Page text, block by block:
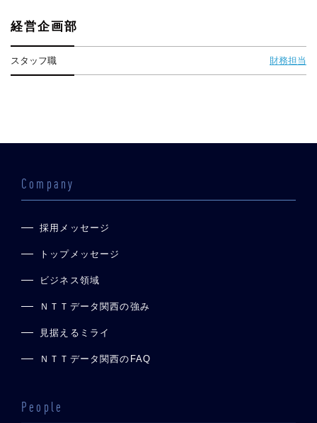
経営企画部
スタッフ職 財務担当
Company
採用メッセージ
トップメッセージ
ビジネス領域
ＮＴＴデータ関西の強み
見据えるミライ
ＮＴＴデータ関西のFAQ
People